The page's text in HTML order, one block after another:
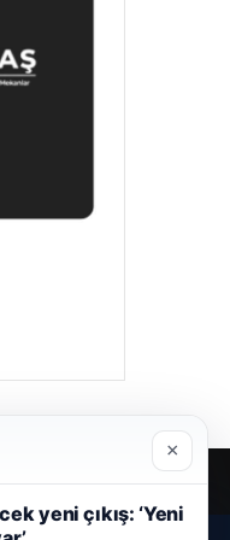
×
yeni çıkış: ‘Yeni